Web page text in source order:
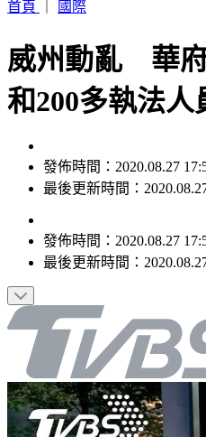
戒
威州動亂 華
和200多執法人
發佈時間：2020.08.27
發佈時間：2020.08.27